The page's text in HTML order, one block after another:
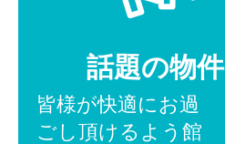
話題の物件
皆様が快適にお過
ごし頂けるよう館